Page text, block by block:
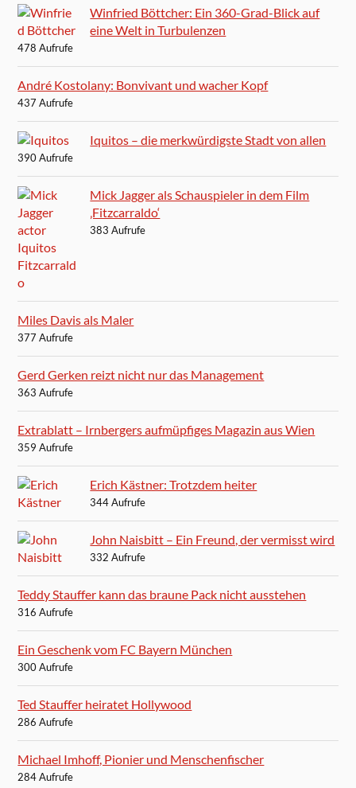
Winfried Böttcher: Ein 360-Grad-Blick auf
eine Welt in Turbulenzen
478 Aufrufe
André Kostolany: Bonvivant und wacher Kopf
437 Aufrufe
Iquitos – die merkwürdigste Stadt von allen
390 Aufrufe
Mick Jagger als Schauspieler in dem Film
‚Fitzcarraldo‘
383 Aufrufe
Miles Davis als Maler
377 Aufrufe
Gerd Gerken reizt nicht nur das Management
363 Aufrufe
Extrablatt – Irnbergers aufmüpfiges Magazin aus Wien
359 Aufrufe
Erich Kästner: Trotzdem heiter
344 Aufrufe
John Naisbitt – Ein Freund, der vermisst wird
332 Aufrufe
Teddy Stauffer kann das braune Pack nicht ausstehen
316 Aufrufe
Ein Geschenk vom FC Bayern München
300 Aufrufe
Ted Stauffer heiratet Hollywood
286 Aufrufe
Michael Imhoff, Pionier und Menschenfischer
284 Aufrufe